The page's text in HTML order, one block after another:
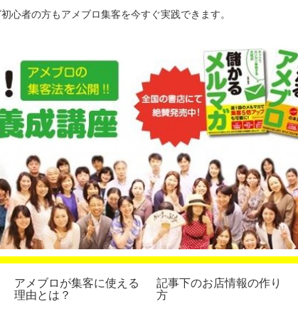
心者の方もアメブロ集客を今すぐ実践できます。
アメブロが集客に使える
理由とは？
記事下のお店情報の作り
方